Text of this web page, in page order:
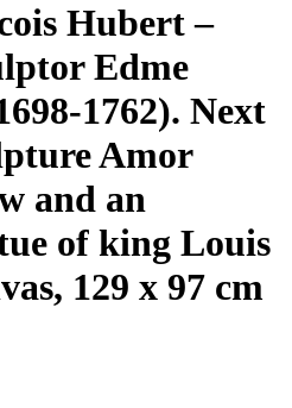
Hubert –
Edme
1762). Next
Amor
and an
of king Louis
129 x 97 cm